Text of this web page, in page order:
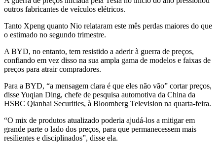
outros fabricantes de veículos elétricos.
Tanto Xpeng quanto Nio relataram este mês perdas maiores do que
o estimado no segundo trimestre.
A BYD, no entanto, tem resistido a aderir à guerra de preços,
confiando em vez disso na sua ampla gama de modelos e faixas de
preços para atrair compradores.
Para a BYD, “a mensagem clara é que eles não vão” cortar preços,
disse Yuqian Ding, chefe de pesquisa automotiva da China da
HSBC Qianhai Securities, à Bloomberg Television na quarta-feira.
“O mix de produtos atualizado poderia ajudá-los a mitigar em
grande parte o lado dos preços, para que permanecessem mais
resilientes e disciplinados”, disse ela.